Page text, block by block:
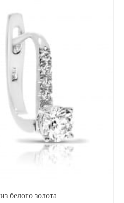
белого золота